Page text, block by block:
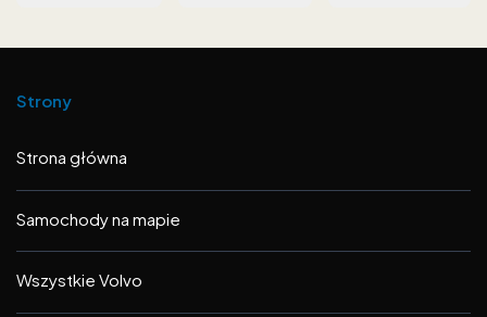
Strony
Strona główna
Samochody na mapie
Wszystkie Volvo